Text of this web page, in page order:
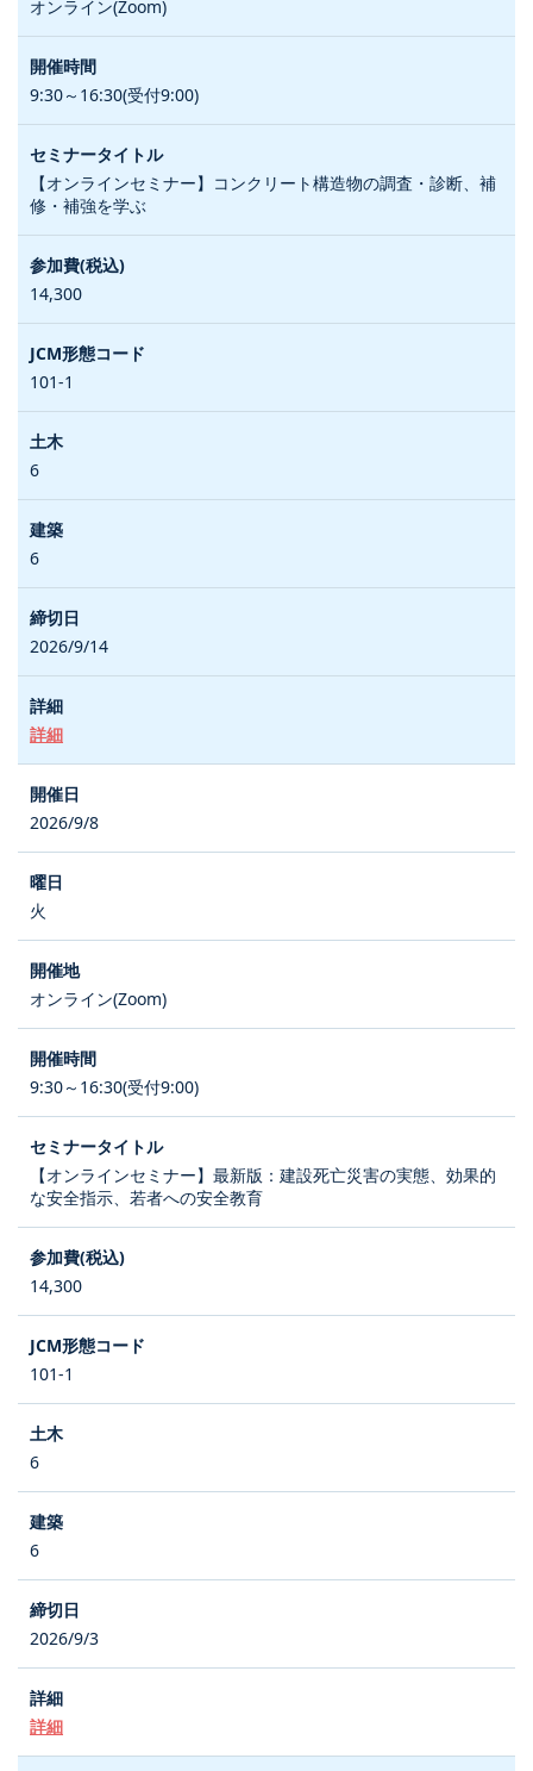
オンライン(Zoom)
9:30～16:30(受付9:00)
【オンラインセミナー】コンクリート構造物の調査・診断、補
修・補強を学ぶ
14,300
101-1
6
6
2026/9/14
詳細
2026/9/8
火
オンライン(Zoom)
9:30～16:30(受付9:00)
【オンラインセミナー】最新版：建設死亡災害の実態、効果的
な安全指示、若者への安全教育
14,300
101-1
6
6
2026/9/3
詳細